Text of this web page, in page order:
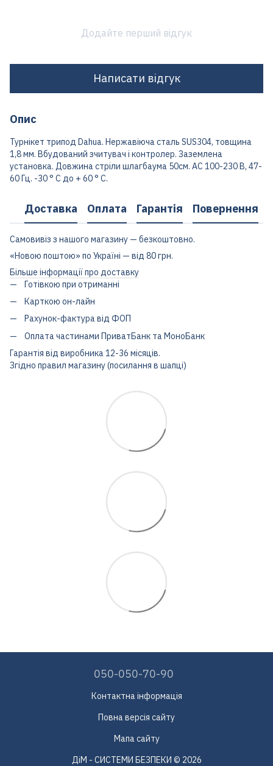
Додайте перший відгук
Написати відгук
Опис
Турнікет трипод Dahua. Нержавіюча сталь SUS304, товщина
1,8 мм. Вбудований зчитувач і контролер. Заземлена
установка. Довжина стріли шлагбаума 50см. AC 100-230 В, 47-
60 Гц. -30 ° C до + 60 ° C.
Доставка Оплата Гарантія Повернення
Самовивіз з нашого магазину — безкоштовно.
«Новою поштою» по Україні — від 80 грн.
Більше інформації про доставку
Готівкою при отриманні
Карткою он-лайн
Рахунок-фактура від ФОП
Оплата частинами ПриватБанк та МоноБанк
Гарантія від виробника 12-36 місяців.
Згідно правил магазину (посилання в шапці)
050-050-70-90
Контактна інформація
Повна версія сайту
Мапа сайту
ДіМ - СИСТЕМИ БЕЗПЕКИ © 2026